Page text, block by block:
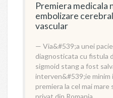
Premiera medicala
embolizare
vascular
Via&#539;a unei
diagnosticata cu fistula
sigmoid stang a fost
interven&#539;ie minim
premiera la cel mai
privat din Romania.